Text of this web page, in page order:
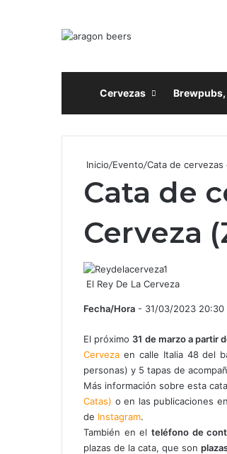
InicioCervezas
Inicio/Evento/Cata de cervezas
Cata de
Cerveza
El Rey De La Cerveza
Fecha/Hora - 31/03/2023
El próximo 31 de marzo a partir
Cerveza en calle Italia 48 del
personas) y 5 tapas de
Más información sobre esta
Catas) o en las publicaciones
de Instagram.
También en el teléfono de
plazas de la cata, que son